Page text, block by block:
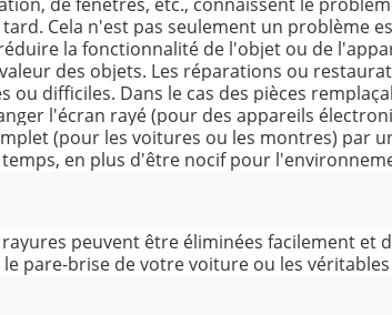
Cela n'est pas seulement un problème
la fonctionnalité de l'objet ou de
des objets. Les réparations ou
ou difficiles. Dans le cas des pièces
l'écran rayé (pour des appareils
(pour les voitures ou les montres) par
en plus d'être nocif pour
rayures peuvent être éliminées facilement et
pare-brise de votre voiture ou les